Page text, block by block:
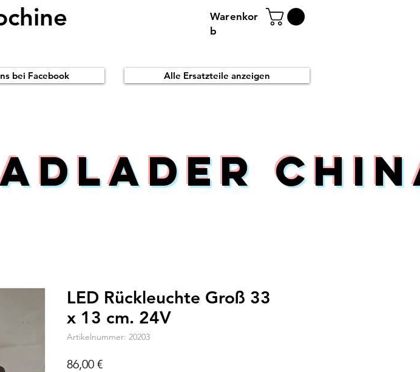
bei Facebook
Warenkor
b
Alle Ersatzteile anzeigen
LED Rückleuchte Groß 33
x 13 cm. 24V
Artikelnummer: 20203
86,00 €Preis